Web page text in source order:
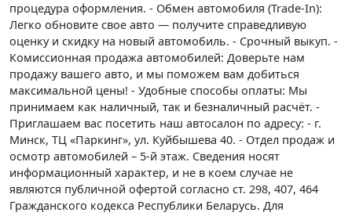
процедура оформления. - Обмен автомобиля (Trade-In):
Легко обновите свое авто — получите справедливую
оценку и скидку на новый автомобиль. - Срочный выкуп. -
Комиссионная продажа автомобилей: Доверьте нам
продажу вашего авто, и мы поможем вам добиться
максимальной цены! - Удобные способы оплаты: Мы
принимаем как наличный, так и безналичный расчёт. -
Приглашаем вас посетить наш автосалон по адресу: - г.
Минск, ТЦ «Паркинг», ул. Куйбышева 40. - Отдел продаж и
осмотр автомобилей – 5-й этаж. Сведения носят
информационный характер, и не в коем случае не
являются публичной офертой согласно ст. 298, 407, 464
Гражданского кодекса Республики Беларусь. Для